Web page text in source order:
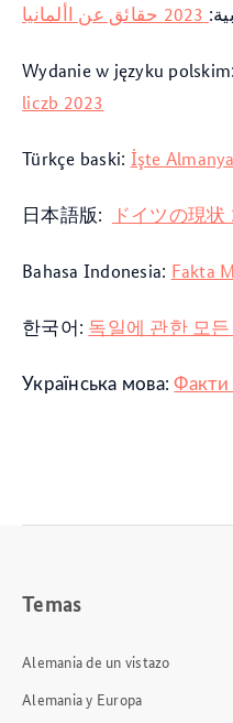
Wydanie w języku polskim:
liczb 2023
Türkçe baski: İşte
日本語版: ドイツの現状
Bahasa Indonesia: Fakta
한국어: 독일에 관한 모든
Українська мова:Факти
Temas
Alemania de un vistazo
Alemania y Europa